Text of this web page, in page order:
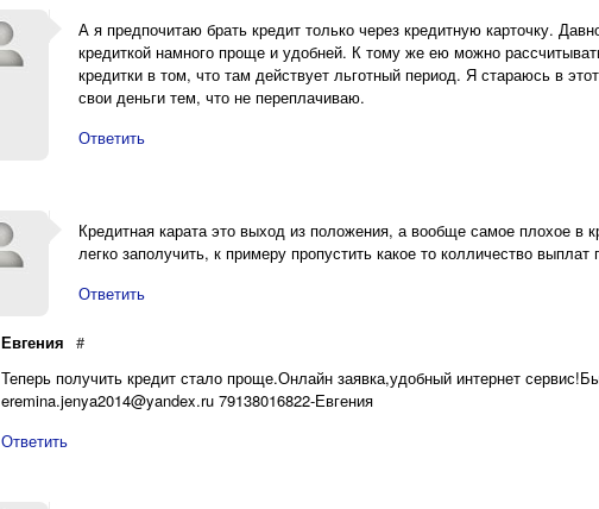
А я предпочитаю брать кредит только через кредитную карточку.
кредиткой намного проще и удобней. К тому же ею можно
кредитки в том, что там действует льготный период. Я стараюсь в
свои деньги тем, что не переплачиваю.
Ответить
Кредитная карата это выход из положения, а вообще самое плохое в
легко заполучить, к примеру пропустить какое то колличество
Ответить
Евгения #
Теперь получить кредит стало проще.Онлайн заявка,удобный интернет
eremina.jenya2014@yandex.ru 79138016822-Евгения
Ответить